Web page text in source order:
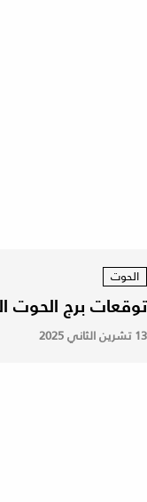
الحوت
توقعات برج الحوت اليوم 13/
13 تشرين الثاني 2025